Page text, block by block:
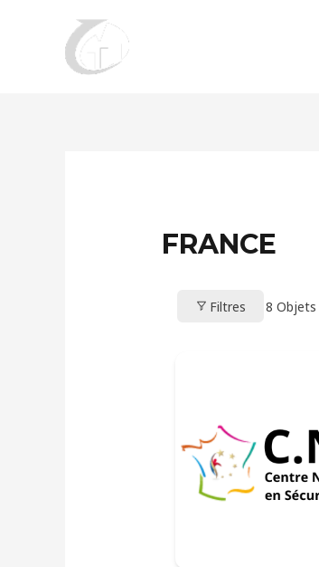
FRANCE
Filtres 8